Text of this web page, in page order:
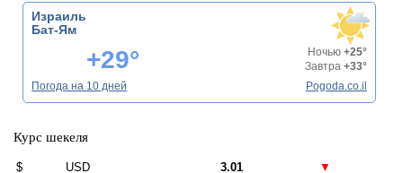
Израиль
Бат-Ям
+29° Ночью +25°
Завтра +33°
Погода на 10 дней
Pogoda.co.il
Курс шекеля
$ USD 3.01 ▼